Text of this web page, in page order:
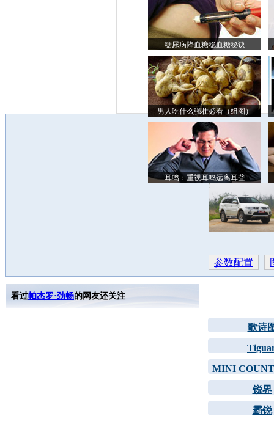
糖尿病降血糖稳血糖秘诀
男人吃什么强壮必看（组图）
耳鸣：重视耳鸣远离耳聋
参数配置
看过帕杰罗·劲畅的网友还关注
歌诗
MINI
锐界
霸锐